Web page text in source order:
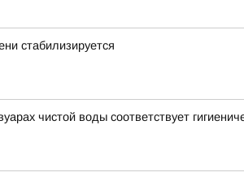
стабилизируется
чистой воды соответствует